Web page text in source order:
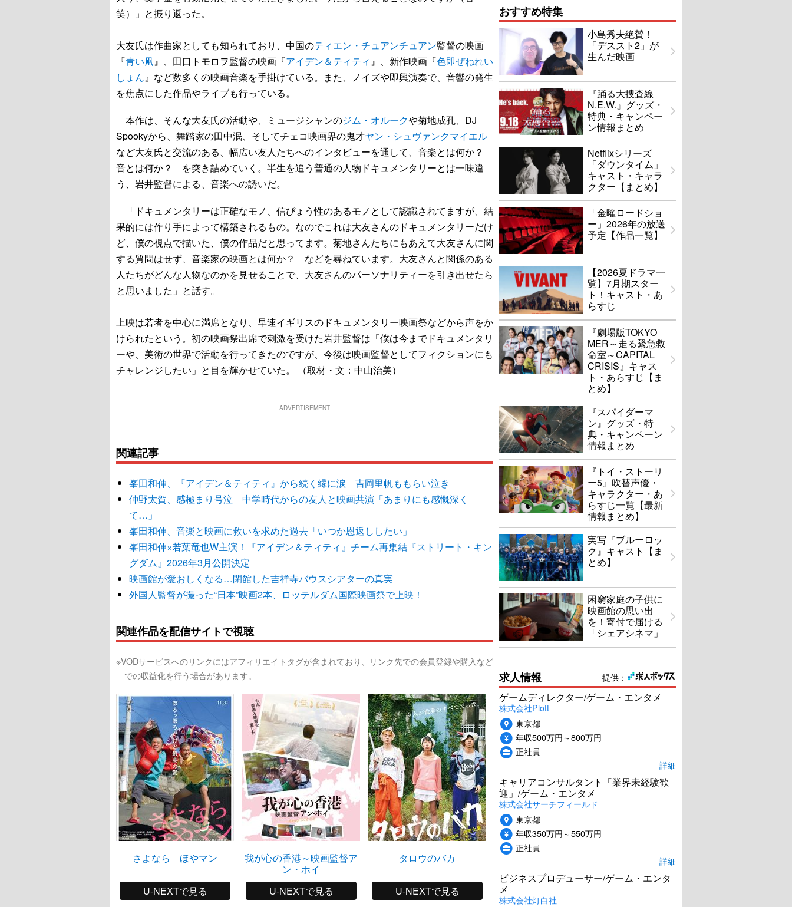
笑）」と振り返った。
大友氏は作曲家としても知られており、中国のティエン・チュアンチュアン監督の映画
『青い凧』、田口トモロヲ監督の映画『アイデン＆ティティ 』、新作映画『色即ぜねれい
しょん』など数多くの映画音楽を手掛けている。また、ノイズや即興演奏で、音響の発生
を焦点にした作品やライブも行っている。
本作は、そんな大友氏の活動や、ミュージシャンのジム・オルークや菊地成孔、DJ
Spookyから、舞踏家の田中泯、そしてチェコ映画界の鬼才ヤン・シュヴァンクマイエル
など大友氏と交流のある、幅広い友人たちへのインタビューを通して、音楽とは何か？
音とは何か？ を突き詰めていく。半生を追う普通の人物ドキュメンタリーとは一味違
う、岩井監督による、音楽への誘いだ。
「ドキュメンタリーは正確なモノ、信ぴょう性のあるモノとして認識されてますが、結
果的には作り手によって構築されるもの。なのでこれは大友さんのドキュメンタリーだけ
ど、僕の視点で描いた、僕の作品だと思ってます。菊地さんたちにもあえて大友さんに関
する質問はせず、音楽家の映画とは何か？ などを尋ねています。大友さんと関係のある
人たちがどんな人物なのかを見せることで、大友さんのパーソナリティーを引き出せたら
と思いました」と話す。
上映は若者を中心に満席となり、早速イギリスのドキュメンタリー映画祭などから声をか
けられたという。初の映画祭出席で刺激を受けた岩井監督は「僕は今までドキュメンタリ
ーや、美術の世界で活動を行ってきたのですが、今後は映画監督としてフィクションにも
チャレンジしたい」と目を輝かせていた。 （取材・文：中山治美）
ADVERTISEMENT
関連記事
峯田和伸、『アイデン＆ティティ』から続く縁に涙 吉岡里帆ももらい泣き
仲野太賀、感極まり号泣 中学時代からの友人と映画共演「あまりにも感慨深く
て…」
峯田和伸、音楽と映画に救いを求めた過去「いつか恩返ししたい」
峯田和伸×若葉竜也W主演！『アイデン＆ティティ』チーム再集結『ストリート・キン
グダム』2026年3月公開決定
映画館が愛おしくなる…閉館した吉祥寺バウスシアターの真実
外国人監督が撮った“日本”映画2本、ロッテルダム国際映画祭で上映！
関連作品を配信サイトで視聴
※VODサービスへのリンクにはアフィリエイトタグが含まれており、リンク先での会員登録や購入など
での収益化を行う場合があります。
さよなら ほやマン
U-NEXTで見る
我が心の香港～映画監督ア
ン・ホイ
U-NEXTで見る
タロウのバカ
U-NEXTで見る
ぼっちゃん
おすすめ特集
小島秀夫絶賛！
「デススト2」が
生んだ映画
『踊る大捜査線
N.E.W.』グッズ・
特典・キャンペー
ン情報まとめ
Netflixシリーズ
「ダウンタイム」
キャスト・キャラ
クター【まとめ】
「金曜ロードショ
ー」2026年の放送
予定【作品一覧】
【2026夏ドラマ一
覧】7月期スター
ト！キャスト・あ
らすじ
『劇場版TOKYO
MER～走る緊急救
命室～CAPITAL
CRISIS』キャス
ト・あらすじ【ま
とめ】
『スパイダーマ
ン』グッズ・特
典・キャンペーン
情報まとめ
『トイ・ストーリ
ー5』吹替声優・
キャラクター・あ
らすじ一覧【最新
情報まとめ】
実写『ブルーロッ
ク』キャスト【ま
とめ】
困窮家庭の子供に
映画館の思い出
を！寄付で届ける
「シェアシネマ」
提供：
求人情報
ゲームディレクター/ゲーム・エンタメ
株式会社Plott
東京都
年収500万円～800万円
正社員
詳細
キャリアコンサルタント「業界未経験歓
迎」/ゲーム・エンタメ
株式会社サーチフィールド
東京都
年収350万円～550万円
正社員
詳細
ビジネスプロデューサー/ゲーム・エンタ
メ
株式会社灯白社